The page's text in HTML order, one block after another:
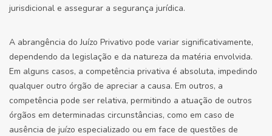
jurisdicional e assegurar a segurança jurídica.
A abrangência do Juízo Privativo pode variar significativamente,
dependendo da legislação e da natureza da matéria envolvida.
Em alguns casos, a competência privativa é absoluta, impedindo
qualquer outro órgão de apreciar a causa. Em outros, a
competência pode ser relativa, permitindo a atuação de outros
órgãos em determinadas circunstâncias, como em caso de
ausência de juízo especializado ou em face de questões de